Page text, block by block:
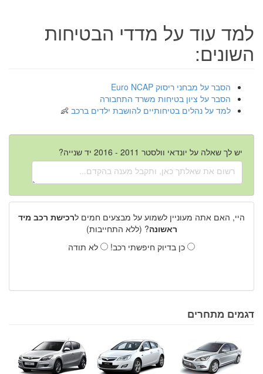
למד עוד על מדדי הבטיחות
השונים:
הסבר על מבחני ריסוק Euro NCAP
הסבר על ציון בטיחות משרד התחבורה
למד על נהלים בטיחותיים להושבת ילדים ברכב
יש לך שאלה על יונדאי וולסטר 2011 - 2016 יד שנייה?
היי, האם אתה מעוניין לשמוע על מבצעים חמים לרכישת רכב מיד
ראשונה? (ללא התחייבות)
כן בדיוק חיפשתי רכב!
לא תודה
דגמים מתחרים